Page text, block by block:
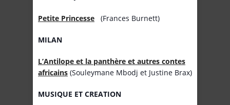
Petite Princesse (Frances Burnett)
MILAN
L’Antilope et la panthère et autres contes
africains (Souleymane Mbodj et Justine Brax)
MUSIQUE ET CREATION